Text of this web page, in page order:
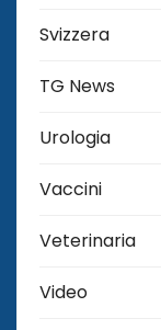
Svizzera
TG News
Urologia
Vaccini
Veterinaria
Video